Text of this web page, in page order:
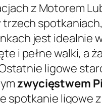
z Motorem
jest idealnie
i pełne walki, a
ligowe
zwycięstwem
ligowe z